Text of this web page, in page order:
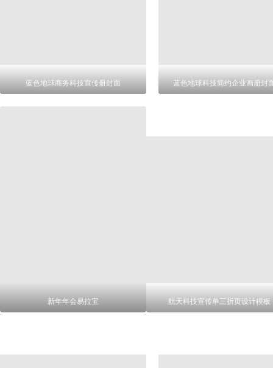
蓝色地球商务科技宣传册封面 蓝色地球科技简约企业画册封
新年年会易拉宝 航天科技宣传单三折页设计模板